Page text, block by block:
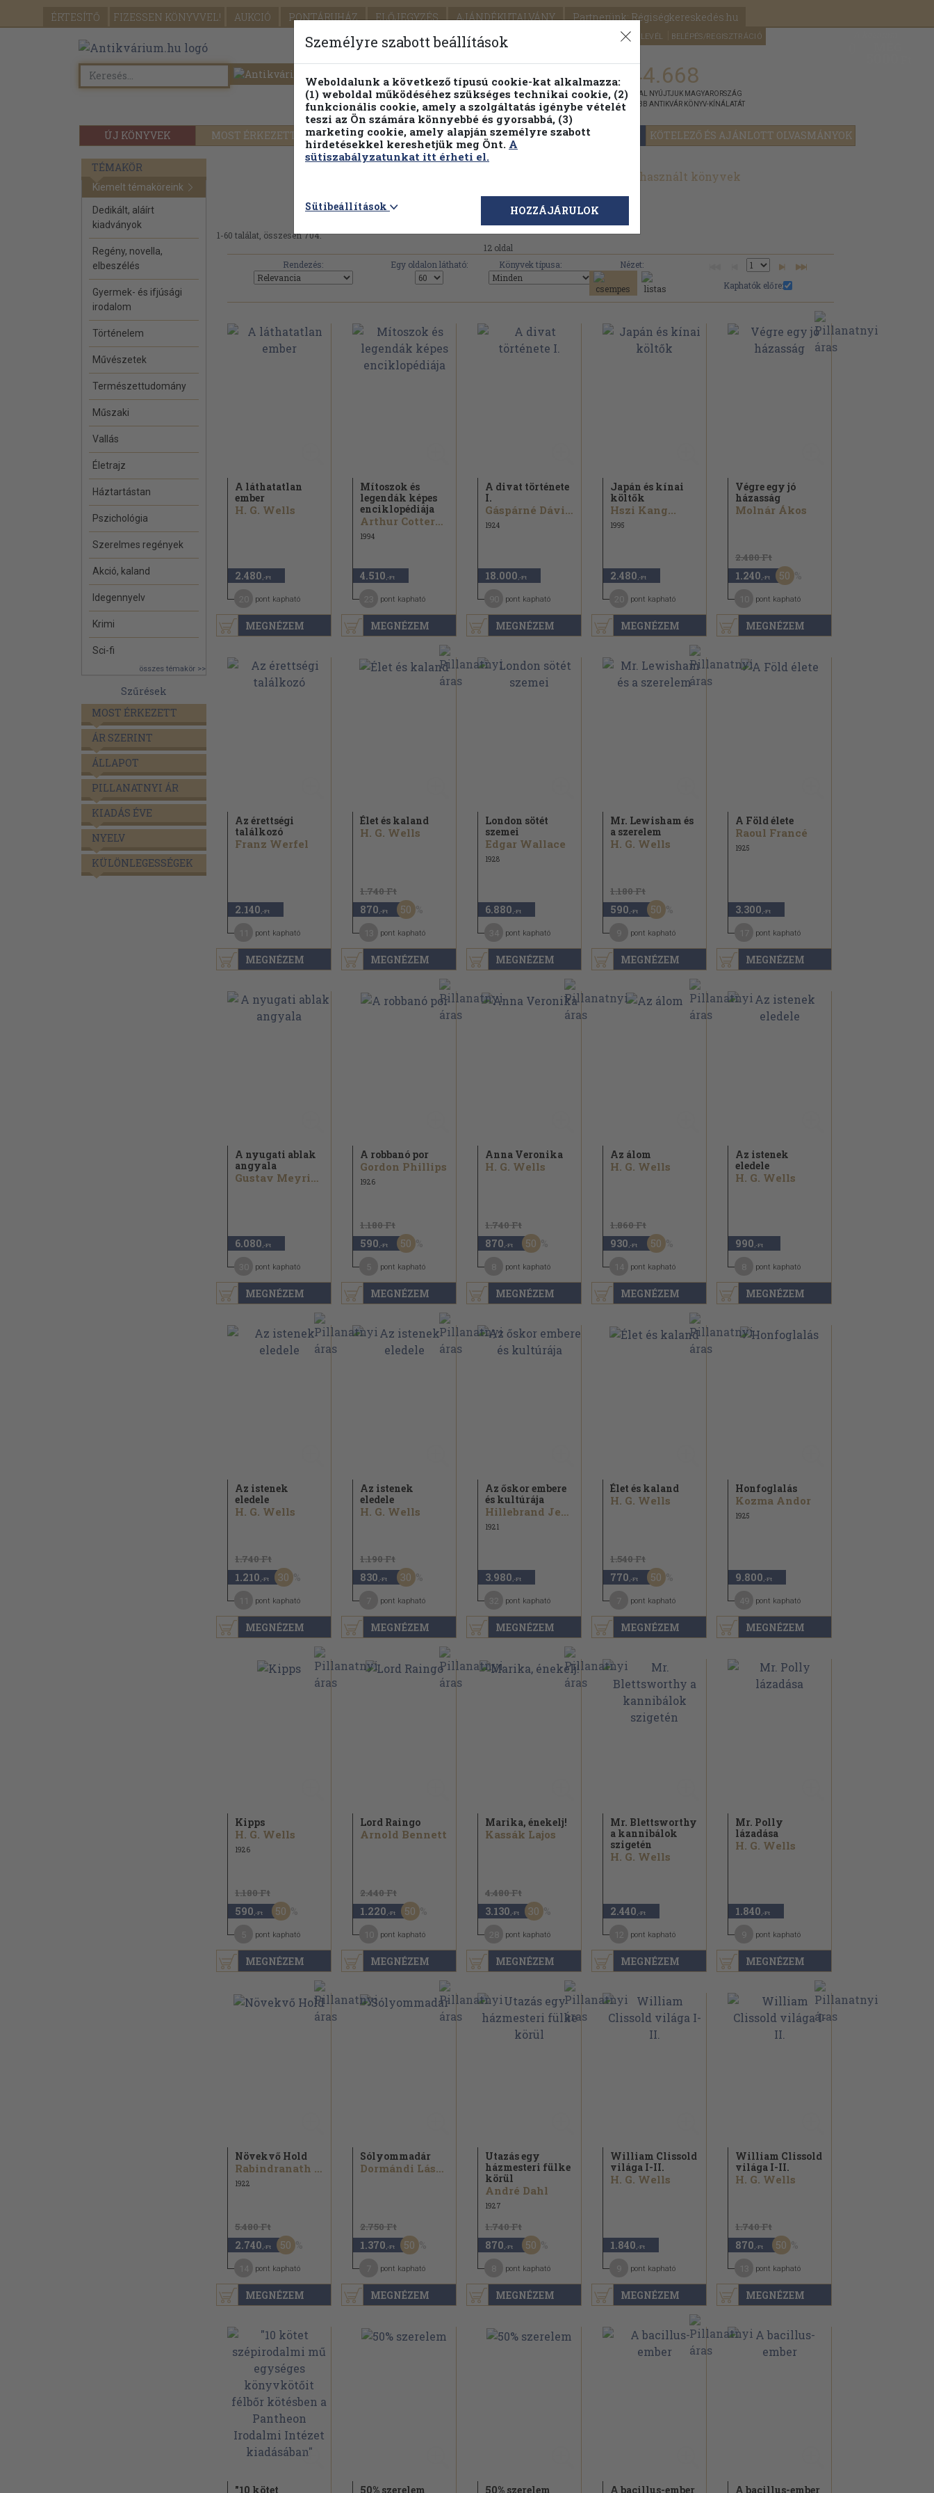
ÉRTESÍTŐ FIZESSEN KÖNYVVEL! AUKCIÓ PONTÁRUHÁZ ELŐJEGYZÉS AJÁNDÉKUTALVÁNY Partnerünk: Régiségkereskedés.hu
SEGÍTSÉG HÍRLEVÉL BELÉPÉS/REGISZTRÁCIÓ
ÚJ KÖNYVEK MOST ÉRKEZETT PILLANATNYI ÁRAINK FENNTARTHATÓ OLVASMÁNYOK KÖTELEZŐ ÉS AJÁNLOTT OLVASMÁNYOK
Részletes kereső Témaköri fa 1.144.668
KIADVÁNNYAL NYÚJTJUK MAGYARORSZÁG
LEGNAGYOBB ANTIKVÁR KÖNYV-KÍNÁLATÁT
TÉMAKÖR
Kiemelt témaköreink
Dedikált, aláírt
kiadványok
Regény, novella,
elbeszélés
Gyermek- és ifjúsági
irodalom
Történelem
Művészetek
Természettudomány
Műszaki
Vallás
Életrajz
Háztartástan
Pszichológia
Szerelmes regények
Akció, kaland
Idegennyelv
Krimi
Sci-fi
összes témakör >>
Szűrések
MOST ÉRKEZETT
ÁR SZERINT
ÁLLAPOT
PILLANATNYI ÁR
KIADÁS ÉVE
NYELV
KÜLÖNLEGESSÉGEK
Pantheon Irodalmi Intézet R.-T. Kiadása művei, könyvek, használt könyvek
1-60 találat, összesen 704.
12 oldal
Rendezés:
Egy oldalon látható: Könyvek típusa:
Nézet:
Kaphatók előre:
MEGNÉZEM
A láthatatlan
ember
H. G. Wells
2.480 ,-Ft
pont kapható
MEGNÉZEM
Mítoszok és
legendák képes
enciklopédiája
Arthur Cotterell
1994
4.510 ,-Ft
pont kapható
MEGNÉZEM
A divat története
I.
Gáspárné Dávid Margit
1924
18.000 ,-Ft
pont kapható
MEGNÉZEM
Japán és kínai
költők
Hszi Kang...
1995
2.480 ,-Ft
pont kapható
MEGNÉZEM
Végre egy jó
házasság
Molnár Ákos
2.480 Ft
1.240 ,-Ft 50
pont kapható
MEGNÉZEM
Az érettségi
találkozó
Franz Werfel
2.140 ,-Ft
pont kapható
MEGNÉZEM
Élet és kaland
H. G. Wells
1.740 Ft
870 ,-Ft 50
pont kapható
MEGNÉZEM
London sötét
szemei
Edgar Wallace
1928
6.880 ,-Ft
pont kapható
MEGNÉZEM
Mr. Lewisham és
a szerelem
H. G. Wells
1.180 Ft
590 ,-Ft 50
pont kapható
MEGNÉZEM
A Föld élete
Raoul Francé
1925
3.300 ,-Ft
pont kapható
MEGNÉZEM
A nyugati ablak
angyala
Gustav Meyrink
6.080 ,-Ft
pont kapható
MEGNÉZEM
A robbanó por
Gordon Phillips
1926
1.180 Ft
590 ,-Ft 50
pont kapható
MEGNÉZEM
Anna Veronika
H. G. Wells
1.740 Ft
870 ,-Ft 50
pont kapható
MEGNÉZEM
Az álom
H. G. Wells
1.860 Ft
930 ,-Ft 50
pont kapható
MEGNÉZEM
Az istenek
eledele
H. G. Wells
990 ,-Ft
pont kapható
MEGNÉZEM
Az istenek
eledele
H. G. Wells
1.740 Ft
1.210 ,-Ft 30
pont kapható
MEGNÉZEM
Az istenek
eledele
H. G. Wells
1.190 Ft
830 ,-Ft 30
pont kapható
MEGNÉZEM
Az őskor embere
és kultúrája
Hillebrand Jenő...
1921
3.980 ,-Ft
pont kapható
MEGNÉZEM
Élet és kaland
H. G. Wells
1.540 Ft
770 ,-Ft 50
pont kapható
MEGNÉZEM
Honfoglalás
Kozma Andor
1925
9.800 ,-Ft
pont kapható
MEGNÉZEM
Kipps
H. G. Wells
1926
1.180 Ft
590 ,-Ft 50
pont kapható
MEGNÉZEM
Lord Raingo
Arnold Bennett
2.440 Ft
1.220 ,-Ft 50
pont kapható
MEGNÉZEM
Marika, énekelj!
Kassák Lajos
4.480 Ft
3.130 ,-Ft 30
pont kapható
MEGNÉZEM
Mr. Blettsworthy
a kannibálok
szigetén
H. G. Wells
2.440 ,-Ft
pont kapható
MEGNÉZEM
Mr. Polly
lázadása
H. G. Wells
1.840 ,-Ft
pont kapható
MEGNÉZEM
Növekvő Hold
Rabindranath Tagore
1922
5.480 Ft
2.740 ,-Ft 50
pont kapható
MEGNÉZEM
Sólyommadár
Dormándi László
2.750 Ft
1.370 ,-Ft 50
pont kapható
MEGNÉZEM
Utazás egy
házmesteri fülke
körül
André Dahl
1927
1.740 Ft
870 ,-Ft 50
pont kapható
MEGNÉZEM
William Clissold
világa I-II.
H. G. Wells
1.840 ,-Ft
pont kapható
MEGNÉZEM
William Clissold
világa I-II.
H. G. Wells
1.740 Ft
870 ,-Ft 50
pont kapható
"10 kötet 50% szerelem 50% szerelem A bacillus-ember A bacillus-ember
Személyre szabott beállítások
Weboldalunk a következő típusú cookie-kat alkalmazza:
(1) weboldal működéséhez szükséges technikai cookie, (2)
funkcionális cookie, amely a szolgáltatás igénybe vételét
teszi az Ön számára könnyebbé és gyorsabbá, (3)
marketing cookie, amely alapján személyre szabott
hirdetésekkel kereshetjük meg Önt. A
sütiszabályzatunkat itt érheti el.
Sütibeállítások HOZZÁJÁRULOK